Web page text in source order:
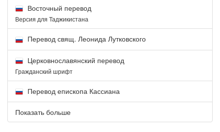
Восточный перевод
Версия для Таджикистана
Перевод свящ. Леонида Лутковского
Церковнославянский перевод
Гражданский шрифт
Перевод епископа Кассиана
Показать больше